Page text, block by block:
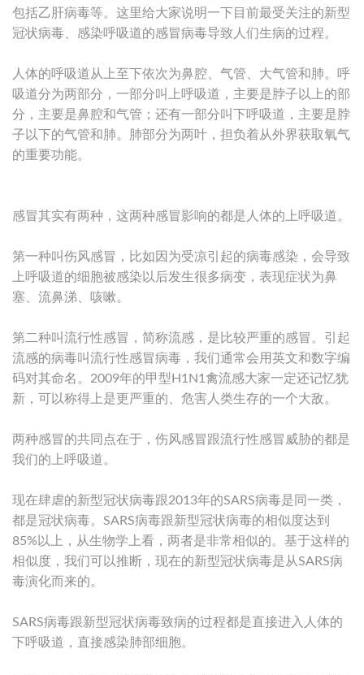
包括乙肝病毒等。这里给大家说明一下目前最受关注的新型
冠状病毒、感染呼吸道的感冒病毒导致人们生病的过程。
人体的呼吸道从上至下依次为鼻腔、气管、大气管和肺。呼
吸道分为两部分，一部分叫上呼吸道，主要是脖子以上的部
分，主要是鼻腔和气管；还有一部分叫下呼吸道，主要是脖
子以下的气管和肺。肺部分为两叶，担负着从外界获取氧气
的重要功能。
感冒其实有两种，这两种感冒影响的都是人体的上呼吸道。
第一种叫伤风感冒，比如因为受凉引起的病毒感染，会导致
上呼吸道的细胞被感染以后发生很多病变，表现症状为鼻
塞、流鼻涕、咳嗽。
第二种叫流行性感冒，简称流感，是比较严重的感冒。引起
流感的病毒叫流行性感冒病毒，我们通常会用英文和数字编
码对其命名。2009年的甲型H1N1禽流感大家一定还记忆犹
新，可以称得上是更严重的、危害人类生存的一个大敌。
两种感冒的共同点在于，伤风感冒跟流行性感冒威胁的都是
我们的上呼吸道。
现在肆虐的新型冠状病毒跟2013年的SARS病毒是同一类，
都是冠状病毒。SARS病毒跟新型冠状病毒的相似度达到
85%以上，从生物学上看，两者是非常相似的。基于这样的
相似度，我们可以推断，现在的新型冠状病毒是从SARS病
毒演化而来的。
SARS病毒跟新型冠状病毒致病的过程都是直接进入人体的
下呼吸道，直接感染肺部细胞。